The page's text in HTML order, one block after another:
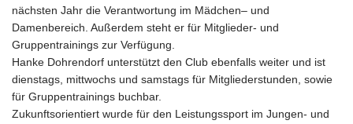
nächsten Jahr die Verantwortung im Mädchen– und
Damenbereich. Außerdem steht er für Mitglieder- und
Gruppentrainings zur Verfügung.
Hanke Dohrendorf unterstützt den Club ebenfalls weiter und ist
dienstags, mittwochs und samstags für Mitgliederstunden, sowie
für Gruppentrainings buchbar.
Zukunftsorientiert wurde für den Leistungssport im Jungen- und